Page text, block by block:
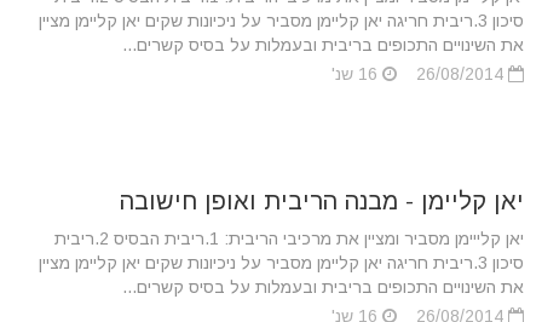
סיכון 3.ריבית חריגה יאן קליימן מסביר על ניכיונות שקים יאן קליימן מציין
את השינויים התכופים בריבית ובעמלות על בסיס קשרים...
יאן קליימן - מבנה הריבית ואופן חישובה
יאן קלייימן מסביר ומציין את מרכיבי הריבית: 1.ריבית הבסיס 2.ריבית
סיכון 3.ריבית חריגה יאן קליימן מסביר על ניכיונות שקים יאן קליימן מציין
את השינויים התכופים בריבית ובעמלות על בסיס קשרים...